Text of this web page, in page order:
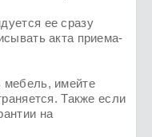
ее сразу
акта приема-
имейте
Также если
на